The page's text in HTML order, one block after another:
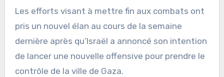
Les efforts visant à mettre fin aux combats ont
pris un nouvel élan au cours de la semaine
dernière après qu’Israël a annoncé son intention
de lancer une nouvelle offensive pour prendre le
contrôle de la ville de Gaza.